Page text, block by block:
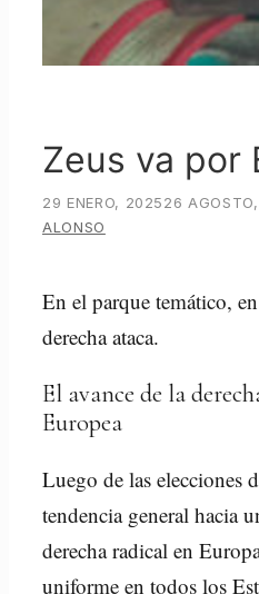
Zeus va por
29 ENERO, 202526
ALONSO
En el parque temático,
derecha ataca.
El avance de la
Europea
Luego de las elecciones
tendencia general hacia
derecha radical en
uniforme en todos los